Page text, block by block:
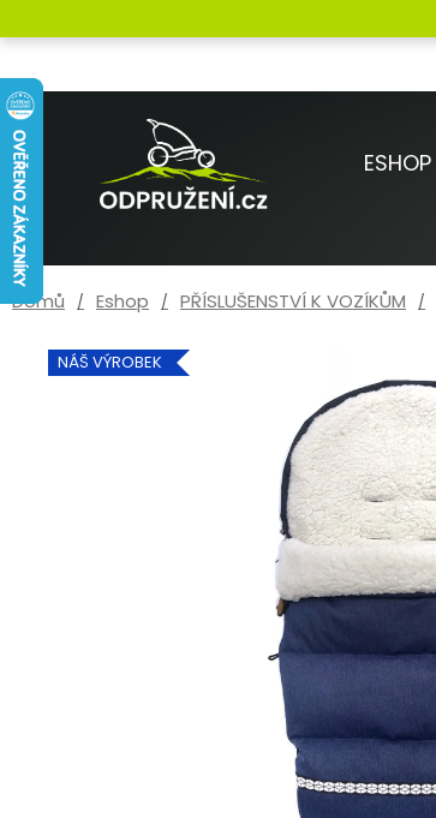
na
ESHOP
Domů Eshop PŘÍSLUŠENSTVÍ K VOZÍKŮM
NÁŠ VÝROBEK
š
k
do
do